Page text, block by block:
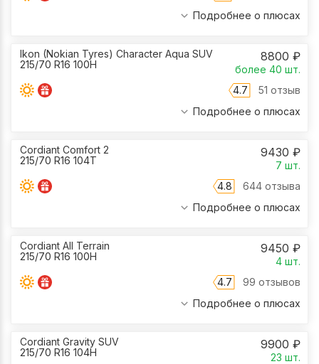
Подробнее о плюсах
Ikon (Nokian Tyres) Character Aqua SUV
215/70 R16 100H
8800 ₽
более 40 шт.
4.7
51 отзыв
Подробнее о плюсах
Cordiant Comfort 2
215/70 R16 104T
9430 ₽
7 шт.
4.8
644 отзыва
Подробнее о плюсах
Cordiant All Terrain
215/70 R16 100H
9450 ₽
4 шт.
4.7
99 отзывов
Подробнее о плюсах
Cordiant Gravity SUV
215/70 R16 104H
9900 ₽
23 шт.